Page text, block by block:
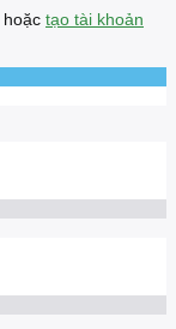
hoặc tạo tài khoản